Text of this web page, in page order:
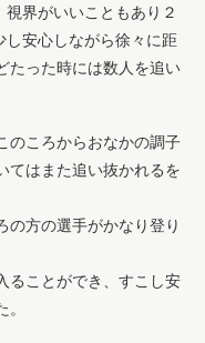
界がいいこともあり２
し安心しながら徐々に距
たった時には数人を追い
のころからおなかの調子
てはまた追い抜かれるを
の方の選手がかなり登り
ることができ、すこし安